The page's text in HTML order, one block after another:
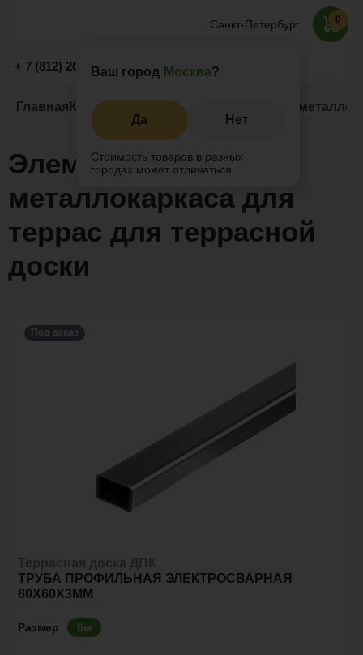
Санкт-Петербург
Ваш город Москва?
Да Нет
Стоимость товаров в разных
городах может отличаться
+ 7 (812) 209-19-59 Заказать звонок
0
Главная Каталог Комплектующие Элементы
Элементы
металлокаркаса для
террас для террасной
доски
Под заказ
ТРУБА ПРОФИЛЬНАЯ ЭЛЕКТРОСВАРНАЯ
80Х60Х3ММ
Размер 6м